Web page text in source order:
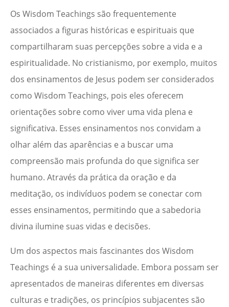
Os Wisdom Teachings são frequentemente
associados a figuras históricas e espirituais que
compartilharam suas percepções sobre a vida e a
espiritualidade. No cristianismo, por exemplo, muitos
dos ensinamentos de Jesus podem ser considerados
como Wisdom Teachings, pois eles oferecem
orientações sobre como viver uma vida plena e
significativa. Esses ensinamentos nos convidam a
olhar além das aparências e a buscar uma
compreensão mais profunda do que significa ser
humano. Através da prática da oração e da
meditação, os indivíduos podem se conectar com
esses ensinamentos, permitindo que a sabedoria
divina ilumine suas vidas e decisões.
Um dos aspectos mais fascinantes dos Wisdom
Teachings é a sua universalidade. Embora possam ser
apresentados de maneiras diferentes em diversas
culturas e tradições, os princípios subjacentes são